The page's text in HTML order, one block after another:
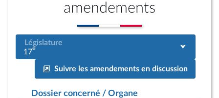
amendements
Législature
17e
Suivre les amendements en discussion
Dossier concerné / Organe